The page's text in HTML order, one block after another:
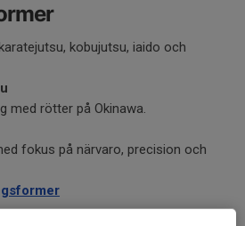
kobujutsu, iaido och
med rötter på Okinawa.
fokus på närvaro, precision och